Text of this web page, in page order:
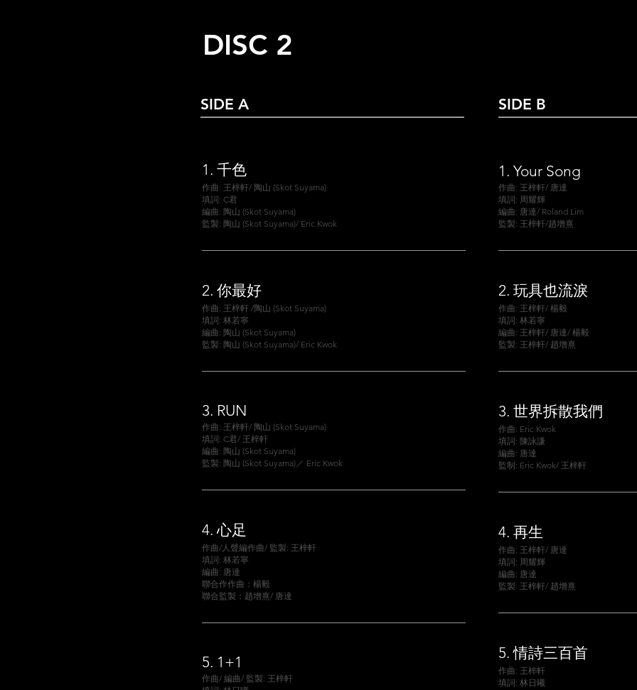
DISC 2
SIDE A SIDE B
1. 千色
作曲: 王梓軒/ 陶山 (Skot Suyama)
填詞: C君
編曲: 陶山 (Skot Suyama)
監製: 陶山 (Skot Suyama)/ Eric Kwok
2. 你最好
作曲: 王梓軒 /陶山 (Skot Suyama)
填詞: 林若寧
編曲: 陶山 (Skot Suyama)
監製: 陶山 (Skot Suyama)/ Eric Kwok
3. RUN
作曲: 王梓軒/ 陶山 (Skot Suyama)
填詞: C君/ 王梓軒
編曲: 陶山 (Skot Suyama)
監製: 陶山 (Skot Suyama)／ Eric Kwok
4.心足
作曲/人聲編作曲/ 監製: 王梓軒
填詞: 林若寧
編曲: 唐達
聯合作作曲：楊毅
聯合監製：趙增熹/ 唐達
5. 1+1
作曲/ 編曲/ 監製: 王梓軒
1. Your Song
作曲: 王梓軒/ 唐達
填詞: 周耀輝
編曲: 唐達/ Roland Lim
監製: 王梓軒/趙增熹
2. 玩具也流淚
作曲: 王梓軒/ 楊毅
填詞: 林若寧
編曲: 王梓軒/ 唐達/ 楊毅
監製: 王梓軒/ 趙增熹
3. 世界拆散我們
作曲: Eric Kwok
填詞: 陳詠謙
編曲: 唐達
監制: Eric Kwok/ 王梓軒
4. 再生
作曲: 王梓軒/ 唐達
填詞: 周耀輝
編曲: 唐達
監製: 王梓軒/ 趙增熹
5.情詩三百首
作曲: 王梓軒
填詞: 林日曦